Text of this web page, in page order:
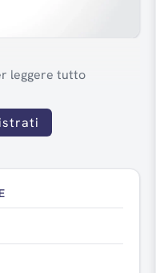
leggere tutto